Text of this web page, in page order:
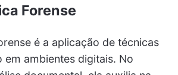
Forense
é a aplicação de técnicas
em ambientes digitais. No